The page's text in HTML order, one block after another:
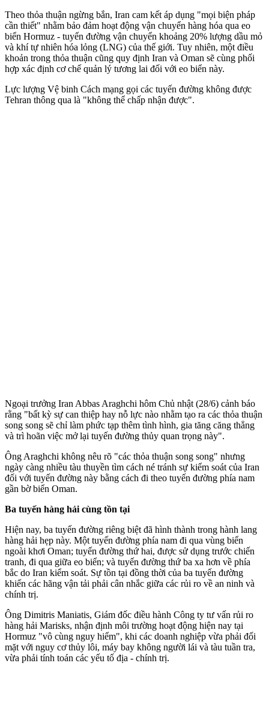
Theo thỏa thuận ngừng bắn, Iran cam kết áp dụng "mọi biện pháp
cần thiết" nhằm bảo đảm hoạt động vận chuyển hàng hóa qua eo
biển Hormuz - tuyến đường vận chuyển khoảng 20% lượng dầu mỏ
và khí tự nhiên hóa lỏng (LNG) của thế giới. Tuy nhiên, một điều
khoản trong thỏa thuận cũng quy định Iran và Oman sẽ cùng phối
hợp xác định cơ chế quản lý tương lai đối với eo biển này.
Lực lượng Vệ binh Cách mạng gọi các tuyến đường không được
Tehran thông qua là "không thể chấp nhận được".
Ngoại trưởng Iran Abbas Araghchi hôm Chủ nhật (28/6) cảnh báo
rằng "bất kỳ sự can thiệp hay nỗ lực nào nhằm tạo ra các thỏa thuận
song song sẽ chỉ làm phức tạp thêm tình hình, gia tăng căng thẳng
và trì hoãn việc mở lại tuyến đường thủy quan trọng này".
Ông Araghchi không nêu rõ "các thỏa thuận song song" nhưng
ngày càng nhiều tàu thuyền tìm cách né tránh sự kiểm soát của Iran
đối với tuyến đường này bằng cách đi theo tuyến đường phía nam
gần bờ biển Oman.
Ba tuyến hàng hải cùng tồn tại
Hiện nay, ba tuyến đường riêng biệt đã hình thành trong hành lang
hàng hải hẹp này. Một tuyến đường phía nam đi qua vùng biển
ngoài khơi Oman; tuyến đường thứ hai, được sử dụng trước chiến
tranh, đi qua giữa eo biển; và tuyến đường thứ ba xa hơn về phía
bắc do Iran kiểm soát. Sự tồn tại đồng thời của ba tuyến đường
khiến các hãng vận tải phải cân nhắc giữa các rủi ro về an ninh và
chính trị.
Ông Dimitris Maniatis, Giám đốc điều hành Công ty tư vấn rủi ro
hàng hải Marisks, nhận định môi trường hoạt động hiện nay tại
Hormuz "vô cùng nguy hiểm", khi các doanh nghiệp vừa phải đối
mặt với nguy cơ thủy lôi, máy bay không người lái và tàu tuần tra,
vừa phải tính toán các yếu tố địa - chính trị.